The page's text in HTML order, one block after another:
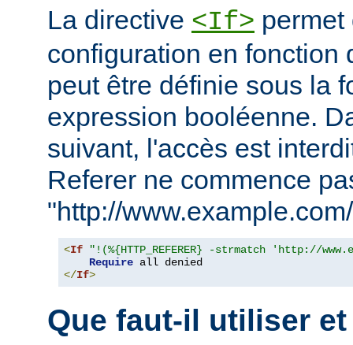
La directive <If> permet
configuration en fonction
peut être définie sous la
expression booléenne.
suivant, l'accès est
Referer ne commence
"http://
<If
"!(%{HTTP_REFERER} -strmatch 'http://
Require
</If>
Que faut-il utiliser